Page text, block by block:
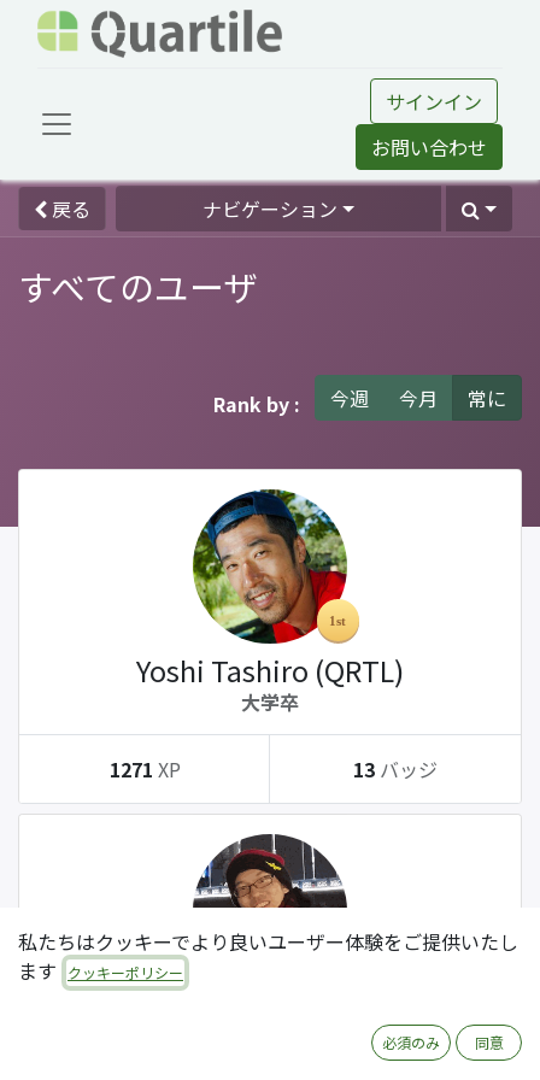
サインイン
お問い合わせ
戻る ナビゲーション
すべてのユーザ
Rank by : 今週 今月 常に
Yoshi Tashiro (QRTL)
大学卒
1271 XP 13 バッジ
Tatsuki Kanda (QRTL)
私たちはクッキーでより良いユーザー体験をご提供いたし
ます
クッキーポリシー
必須のみ 同意